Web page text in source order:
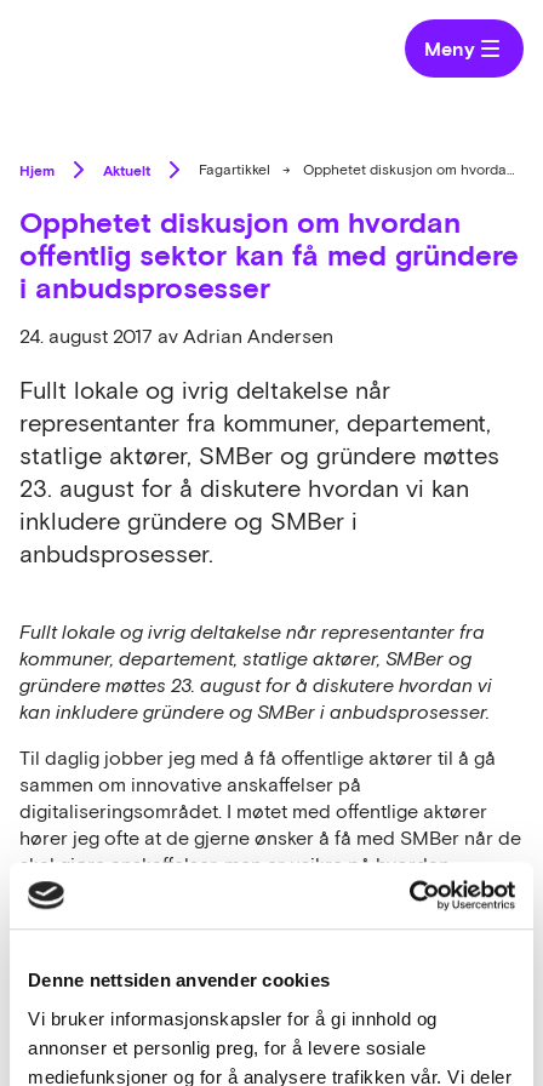
Denne nettsiden anvender cookies
Vi bruker informasjonskapsler for å gi innhold og
annonser et personlig preg, for å levere sosiale
mediefunksjoner og for å analysere trafikken vår. Vi deler
Meny
Hjem Aktuelt Fagartikkel → Opphetet diskusjon om hvordan offentlig sektor kan få med gründere i anbudsprosesser
Opphetet diskusjon om hvordan
offentlig sektor kan få med gründere
i anbudsprosesser
24. august 2017 av Adrian Andersen
Fullt lokale og ivrig deltakelse når
representanter fra kommuner, departement,
statlige aktører, SMBer og gründere møttes
23. august for å diskutere hvordan vi kan
inkludere gründere og SMBer i
anbudsprosesser.
Fullt lokale og ivrig deltakelse når representanter fra
kommuner, departement, statlige aktører, SMBer og
gründere møttes 23. august for å diskutere hvordan vi
kan inkludere gründere og SMBer i anbudsprosesser.
Til daglig jobber jeg med å få offentlige aktører til å gå
sammen om innovative anskaffelser på
digitaliseringsområdet. I møtet med offentlige aktører
hører jeg ofte at de gjerne ønsker å få med SMBer når de
skal gjøre anskaffelser, men er usikre på hvordan.
Gründere og småbedrifter er på sin side veldig
interesserte i å levere sine tjenester til det offentlige.
kommune og selskapene som deltok
deres akseleratorprogram var derfor kjempenyttig!
SmartOslo Accelerator er et samarbeid mellom Oslo
Business Region og Oslo kommune, som et pilotprosjekt